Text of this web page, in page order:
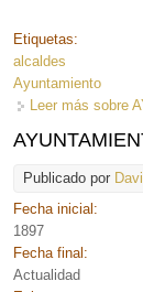
Etiquetas:
alcaldes
Ayuntamiento
Leer más sobre
Publicado por
Fecha inicial:
1897
Fecha final:
Actualidad